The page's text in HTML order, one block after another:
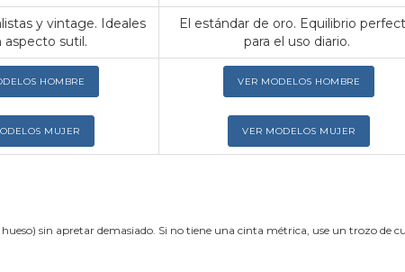
y vintage. Ideales
aspecto sutil.
El estándar de oro. Equilibrio
para el uso diario.
HOMBRE
MUJER
VER MODELOS HOMBRE
VER MODELOS MUJER
sin apretar demasiado. Si no tiene una cinta métrica, use un trozo de